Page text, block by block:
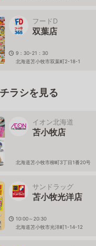
フードD
双葉店
9：30-21：30
北海道苫小牧市双葉町2-18-1
ラシを見る
イオン北海道
苫小牧店
北海道苫小牧市柳町3丁目1番20号
サンドラッグ
苫小牧光洋店
10:00～20:30
北海道苫小牧市光洋町1-14-12